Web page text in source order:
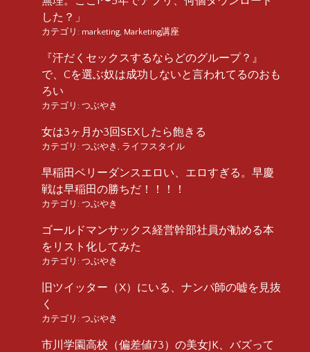
した？」
カテゴリ: marketing Marketing講座
『汗だくセックスするならどのグループ？』
で、Cを選ぶ奴は成功しないと言われてるのおも
ろい
カテゴリ: つぶやき
女は3ヶ月か3回SEXしたら飽きる
カテゴリ: つぶやき ライフスタイル
早稲田ベリーダンスエロい、エロすぎる。早慶
戦は早稲田の勝ちだ！！！！
カテゴリ: つぶやき
ゴールドマンサックス経営幹部社員が勧める本
をリスト化してみた
カテゴリ: つぶやき
旧ツイッター（X）にいる、ナンパ師の嘘を見抜
く
カテゴリ: つぶやき
市川学園高校（偏差値73）の美女JK、バズって